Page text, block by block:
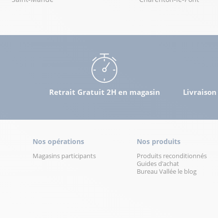
Bureau Vallée Saint Gratien
10 boulevard Pasteur
95210 Saint Gratien
Fermé actuellement
Bureau Vallée Villeparisis
Avenue Jean Monnet - ZAC de l'Ambresis
Retrait Gratuit 2H en magasin
Nos opérations
Magasins participants
Nos produits
Produits reconditionnés
Guides d'achat
Bureau Vallée le blog